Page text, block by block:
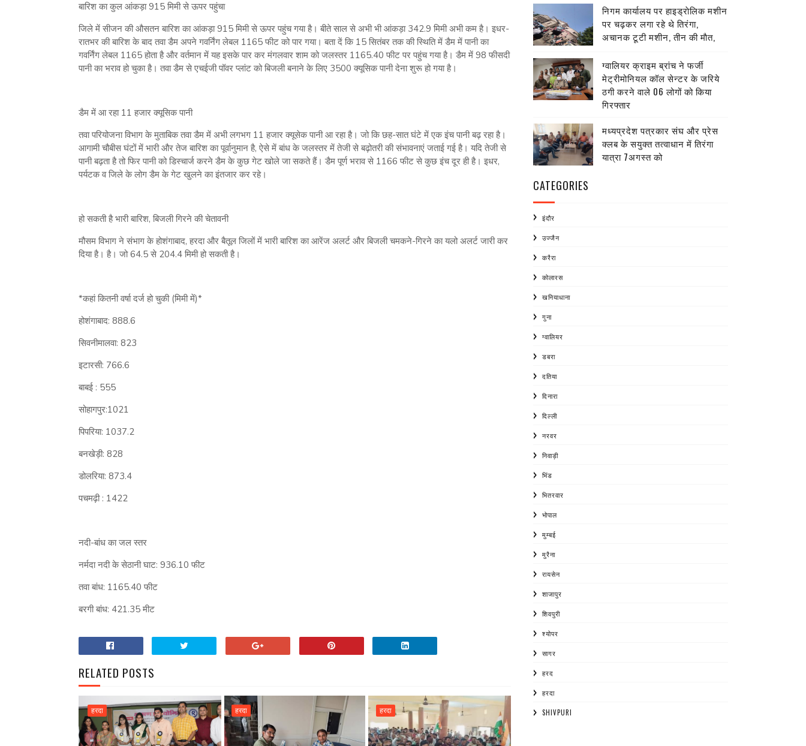
बारिश का कुल आंकड़ा 915 मिमी से ऊपर पहुंचा
जिले में सीजन की औसतन बारिश का आंकड़ा 915 मिमी से ऊपर पहुंच गया है। बीते साल से अभी भी आंकड़ा 342.9 मिमी अभी कम है। इधर-
रातभर की बारिश के बाद तवा डैम अपने गवर्निंग लेबल 1165 फीट को पार गया। बता दें कि 15 सितंबर तक की स्थिति में डैम में पानी का
गवर्निंग लेबल 1165 होता है और वर्तमान में यह इसके पार कर मंगलवार शाम को जलस्तर 1165.40 फीट पर पहुंच गया है। डैम में 98 फीसदी
पानी का भराव हो चुका है। तवा डैम से एचईजी पॉवर प्लांट को बिजली बनाने के लिए 3500 क्यूसिक पानी देना शुरू हो गया है।
डैम में आ रहा 11 हजार क्यूसिक पानी
तवा परियोजना विभाग के मुताबिक तवा डैम में अभी लगभग 11 हजार क्यूसेक पानी आ रहा है। जो कि छह-सात घंटे में एक इंच पानी बढ़ रहा है।
आगामी चौबीस घंटों में भारी और तेज बारिश का पूर्वानुमान है, ऐसे में बांध के जलस्तर में तेजी से बढ़ोतरी की संभावनाएं जताई गई है। यदि तेजी से
पानी बढ़ता है तो फिर पानी को डिस्चार्ज करने डैम के कुछ गेट खोले जा सकते हैं। डैम पूर्ण भराव से 1166 फीट से कुछ इंच दूर ही है। इधर,
पर्यटक व जिले के लोग डैम के गेट खुलने का इंतजार कर रहे।
हो सकती है भारी बारिश, बिजली गिरने की चेतावनी
मौसम विभाग ने संभाग के होशंगाबाद, हरदा और बैतूल जिलों में भारी बारिश का आरेंज अलर्ट और बिजली चमकने-गिरने का यलो अलर्ट जारी कर
दिया है। है। जो 64.5 से 204.4 मिमी हो सकती है।
*कहां कितनी वर्षा दर्ज हो चुकी (मिमी में)*
होशंगाबाद: 888.6
सिवनीमालवा: 823
इटारसी: 766.6
बाबई : 555
सोहागपुर:1021
पिपरिया: 1037.2
बनखेड़ी: 828
डोलरिया: 873.4
पचमढ़ी : 1422
नदी-बांध का जल स्तर
नर्मदा नदी के सेठानी घाट: 936.10 फीट
तवा बांध: 1165.40 फीट
बरगी बांध: 421.35 मीट
RELATED POSTS
हरदा हरदा हरदा
निगम कार्यालय पर हाइड्राेलिक मशीन
पर चढ़कर लगा रहे थे तिरंगा,
अचानक टूटी मशीन, तीन की माैत,
ग्वालियर क्राइम ब्रांच ने फर्जी
मेट्रीमोनियल कॉल सेन्टर के जरिये
ठगी करने वाले 06 लोगों को किया
गिरफ्तार
मध्यप्रदेश पत्रकार संघ और प्रेस
क्लब के सयुक्त तत्वाधान में तिरंगा
यात्रा 7अगस्त को
CATEGORIES
इंदौर
उज्जैन
करैरा
कोलारस
खनियाधाना
गुना
ग्वालियर
डबरा
दतिया
दिनारा
दिल्ली
नरवर
निवाड़ी
भिंड
भितरवार
भोपाल
मुम्बई
मुरैना
रायसेन
शाजापुर
शिवपुरी
श्योपर
सागर
हरद
हरदा
SHIVPURI